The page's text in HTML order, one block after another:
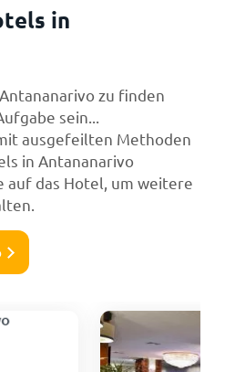
in
zu finden
sein...
ausgefeilten Methoden
in Antananarivo
auf das Hotel, um weitere